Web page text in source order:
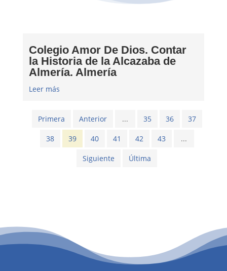
Colegio Amor De Dios. Contar
la Historia de la Alcazaba de
Almería. Almería
Leer más
Primera Anterior ... 35 36 37
38 39 40 41 42 43 ...
Siguiente Última
PATROCINIO CULTURAL